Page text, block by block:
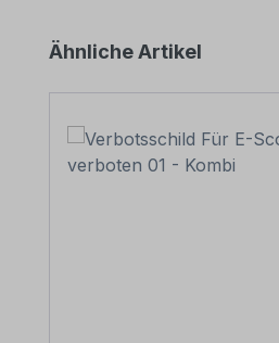
Produktgalerie überspringen
Ähnliche Artikel